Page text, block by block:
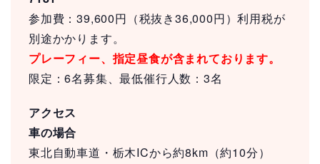
参加費：39,600円（税抜き36,000円）利用税が
別途かかります。
プレーフィー、指定昼食が含まれております。
限定：6名募集、最低催行人数：3名
アクセス
車の場合
東北自動車道・栃木ICから約8km（約10分）